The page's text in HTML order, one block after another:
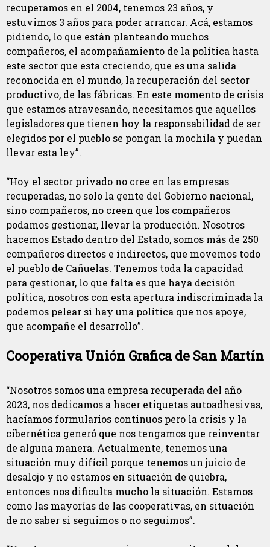
recuperamos en el 2004, tenemos 23 años, y
estuvimos 3 años para poder arrancar. Acá, estamos
pidiendo, lo que están planteando muchos
compañeros, el acompañamiento de la política hasta
este sector que esta creciendo, que es una salida
reconocida en el mundo, la recuperación del sector
productivo, de las fábricas. En este momento de crisis
que estamos atravesando, necesitamos que aquellos
legisladores que tienen hoy la responsabilidad de ser
elegidos por el pueblo se pongan la mochila y puedan
llevar esta ley”.
“Hoy el sector privado no cree en las empresas
recuperadas, no solo la gente del Gobierno nacional,
sino compañeros, no creen que los compañeros
podamos gestionar, llevar la producción. Nosotros
hacemos Estado dentro del Estado, somos más de 250
compañeros directos e indirectos, que movemos todo
el pueblo de Cañuelas. Tenemos toda la capacidad
para gestionar, lo que falta es que haya decisión
política, nosotros con esta apertura indiscriminada la
podemos pelear si hay una política que nos apoye,
que acompañe el desarrollo”.
Cooperativa Unión Grafica de San Martín
“Nosotros somos una empresa recuperada del año
2023, nos dedicamos a hacer etiquetas autoadhesivas,
hacíamos formularios continuos pero la crisis y la
cibernética generó que nos tengamos que reinventar
de alguna manera. Actualmente, tenemos una
situación muy difícil porque tenemos un juicio de
desalojo y no estamos en situación de quiebra,
entonces nos dificulta mucho la situación. Estamos
como las mayorías de las cooperativas, en situación
de no saber si seguimos o no seguimos”.